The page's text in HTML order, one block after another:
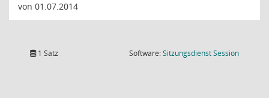
von 01.07.2014
1 Satz Software:SitzungsdienstSession(Wird in